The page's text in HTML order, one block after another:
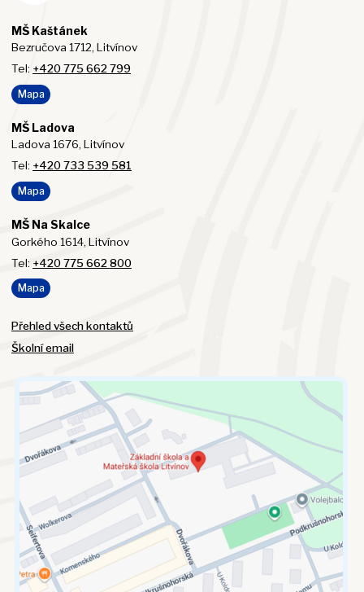
MŠ Kaštánek
Bezručova 1712, Litvínov
Tel: +420 775 662 799
Mapa
MŠ Ladova
Ladova 1676, Litvínov
Tel: +420 733 539 581
Mapa
MŠ Na Skalce
Gorkého 1614, Litvínov
Tel: +420 775 662 800
Mapa
Přehled všech kontaktů
Školní email